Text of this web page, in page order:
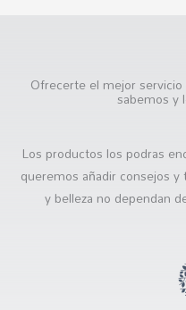
Ofrecerte el mejor
sabemos y
Los productos los podras
queremos añadir consejos
y belleza no dependan